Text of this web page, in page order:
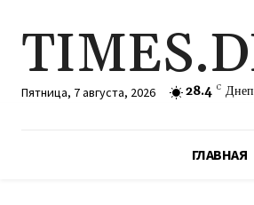
Пятница, 7 августа, 2026 28.4 C
ГЛАВНАЯ